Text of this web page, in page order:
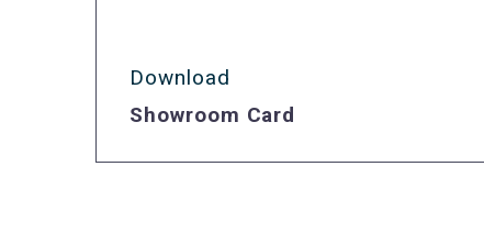
Download
Showroom Card